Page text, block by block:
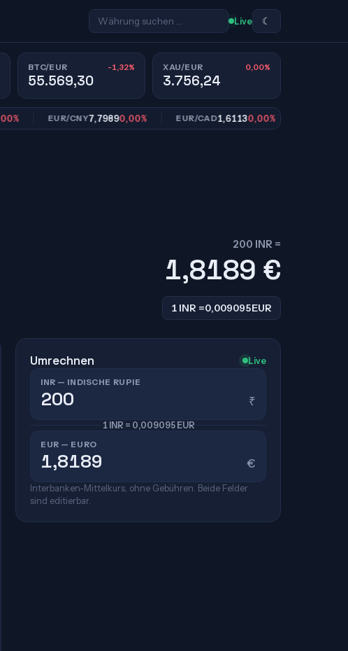
Live ☾
BTC/EUR -1,32%
55.569,30
XAU/EUR 0,00%
3.756,24
EUR/CNY7,79890,00% EUR/CAD1,61130,00%
200 INR =
1,8189 €
1 INR =0,009095EUR
Umrechnen Live
INR — INDISCHE RUPIE
₹
1 INR = 0,009095 EUR
EUR — EURO
€
Interbanken-Mittelkurs, ohne Gebühren. Beide Felder
sind editierbar.